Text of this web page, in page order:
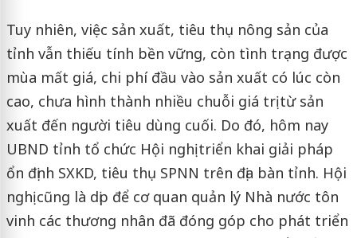
Tuy nhiên, việc sản xuất, tiêu thụ nông sản của
tỉnh vẫn thiếu tính bền vững, còn tình trạng được
mùa mất giá, chi phí đầu vào sản xuất có lúc còn
cao, chưa hình thành nhiều chuỗi giá trị từ sản
xuất đến người tiêu dùng cuối. Do đó, hôm nay
UBND tỉnh tổ chức Hội nghị triển khai giải pháp
ổn định SXKD, tiêu thụ SPNN trên địa bàn tỉnh. Hội
nghị cũng là dịp để cơ quan quản lý Nhà nước tôn
vinh các thương nhân đã đóng góp cho phát triển